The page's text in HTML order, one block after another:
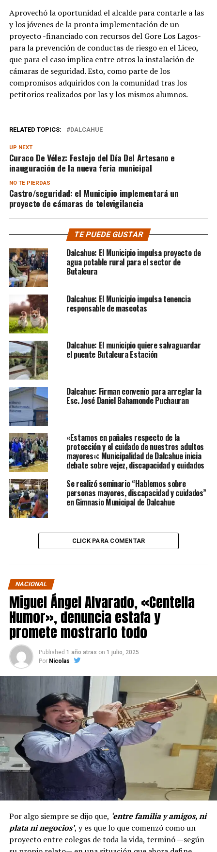
Aprovechó la oportunidad el alcalde para contarle a las
y los jóvenes de la pronta implementación de un
proyecto -financiado con recursos del Gore Los Lagos-
para la prevención de conductas de riesgo en el Liceo,
que para el caso implica entre otros la instalación de
cámaras de seguridad. Esto, como parte de los
compromisos adquiridos con la comunidad tras los
petitorios realizados por las y los mismos alumnos.
RELATED TOPICS: DALCAHUE
UP NEXT
Curaco De Vélez: Festejo del Día Del Artesano e
inauguración de la nueva feria municipal
NO TE PIERDAS
Castro/seguridad: el Municipio implementará un
proyecto de cámaras de televigilancia
TE PUEDE GUSTAR
Dalcahue: El Municipio impulsa proyecto de
agua potable rural para el sector de
Butalcura
Dalcahue: El Municipio impulsa tenencia
responsable de mascotas
Dalcahue: El municipio quiere salvaguardar
el puente Butalcura Estación
Dalcahue: Firman convenio para arreglar la
Esc. José Daniel Bahamonde Puchauran
«Estamos en pañales respecto de la
protección y el cuidado de nuestros adultos
mayores»: Municipalidad de Dalcahue inicia
debate sobre vejez, discapacidad y cuidados
Se realizó seminario “Hablemos sobre
personas mayores, discapacidad y cuidados”
en Gimnasio Municipal de Dalcahue
CLICK PARA COMENTAR
NACIONAL
Miguel Ángel Alvarado, «Centella
Humor», denuncia estafa y
promete mostrarlo todo
Published 1 año atras on 1 julio, 2025
Por Nicolas
Por algo siempre se dijo que, ‘entre familia y amigos, ni
plata ni negocios’, y es que lo que comenzó como un
proyecto entre colegas de toda la vida, terminó —según